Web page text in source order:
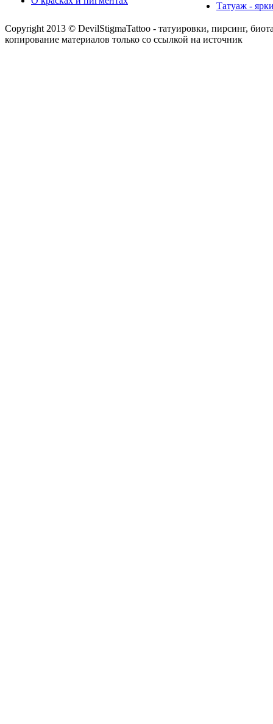
Татуаж -
Copyright 2013 © DevilStigmaTattoo - татуировки, пирсинг,
копирование материалов только со ссылкой на источник